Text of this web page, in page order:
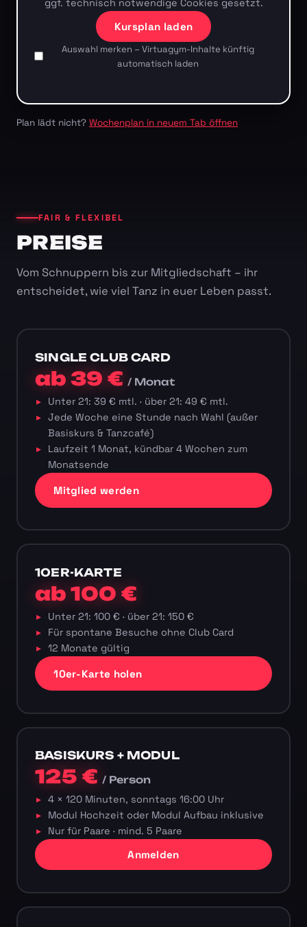
ggf. technisch notwendige Cookies gesetzt.
Kursplan laden
Auswahl merken – Virtuagym-Inhalte künftig
automatisch laden
Plan lädt nicht? Wochenplan in neuem Tab öffnen
FAIR & FLEXIBEL
PREISE
Vom Schnuppern bis zur Mitgliedschaft – ihr
entscheidet, wie viel Tanz in euer Leben passt.
SINGLE CLUB CARD
ab 39 €/ Monat
Unter 21: 39 € mtl. · über 21: 49 € mtl.
Jede Woche eine Stunde nach Wahl (außer
Basiskurs & Tanzcafé)
Laufzeit 1 Monat, kündbar 4 Wochen zum
Monatsende
Mitglied werden
10ER-KARTE
ab 100 €
Unter 21: 100 € · über 21: 150 €
Für spontane Besuche ohne Club Card
12 Monate gültig
10er-Karte holen
BASISKURS + MODUL
125 €/ Person
4 × 120 Minuten, sonntags 16:00 Uhr
Modul Hochzeit oder Modul Aufbau inklusive
Nur für Paare · mind. 5 Paare
Anmelden